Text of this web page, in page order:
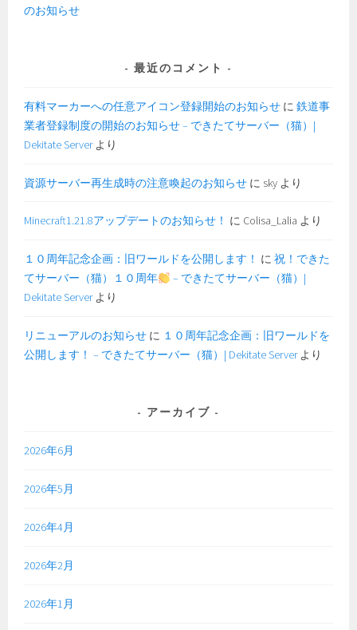
のお知らせ
最近のコメント
有料マーカーへの任意アイコン登録開始のお知らせ に鉄道事
業者登録制度の開始のお知らせ – できたてサーバー（猫）|
Dekitate Serverより
資源サーバー再生成時の注意喚起のお知らせ に sky より
Minecraft1.21.8アップデートのお知らせ！ に Colisa_Lalia より
１０周年記念企画：旧ワールドを公開します！ に祝！できた
てサーバー（猫）１０周年
– できたてサーバー（猫）|
Dekitate Serverより
リニューアルのお知らせ に １０周年記念企画：旧ワールドを
公開します！ – できたてサーバー（猫）| Dekitate Serverより
アーカイブ
2026年6月
2026年5月
2026年4月
2026年2月
2026年1月